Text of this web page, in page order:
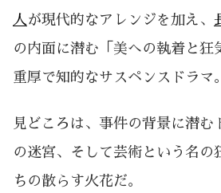
人 が現代的なアレンジを加え、
の内面に潜む「美への執着と狂
重厚で知的なサスペンスドラマ。
見どころは、事件の背景に潜む
の迷宮、そして芸術という名の
ちの散らす火花だ。